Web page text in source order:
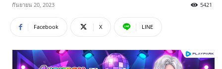
กันยายน 20, 2023 5421
Facebook X LINE